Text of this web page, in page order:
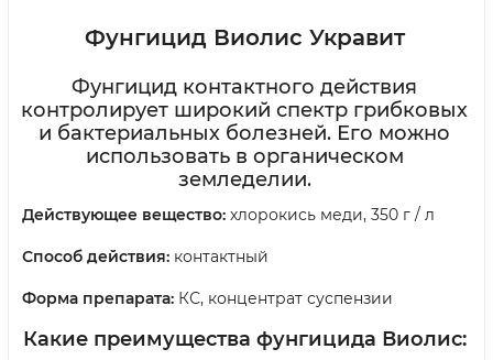
Фунгицид Виолис Укравит
Фунгицид контактного действия
контролирует широкий спектр грибковых
и бактериальных болезней. Его можно
использовать в органическом
земледелии.
Действующее вещество: хлорокись меди, 350 г / л
Способ действия: контактный
Форма препарата: КС, концентрат суспензии
Какие преимущества фунгицида Виолис: